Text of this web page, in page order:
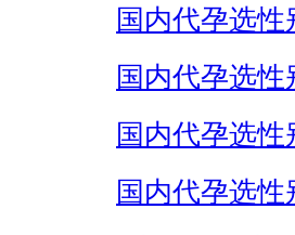
国内代孕选性
国内代孕选性
国内代孕选性
国内代孕选性